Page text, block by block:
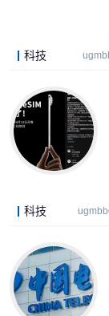
科技
科技